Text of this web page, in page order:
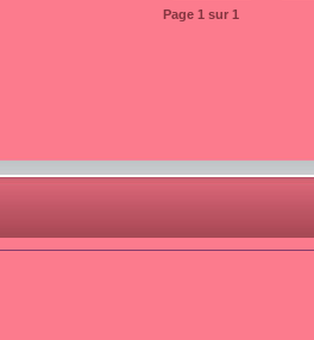
Page 1 sur 1